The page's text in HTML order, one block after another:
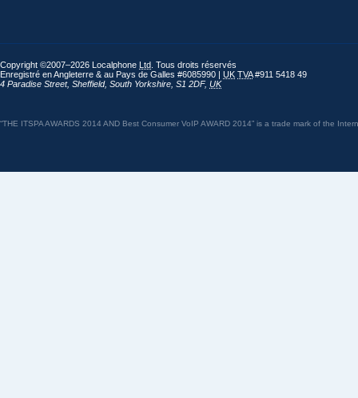
Copyright ©2007–2026 Localphone Ltd . Tous droits réservés
Enregistré en Angleterre & au Pays de Galles #6085990 | UK TVA#911 5418 49
4 Paradise Street, Sheffield, South Yorkshire S1 2DF, UK
“THE ITSPA AWARDS 2014 AND Best Consumer VoIP AWARD 2014” is a trade mark of the